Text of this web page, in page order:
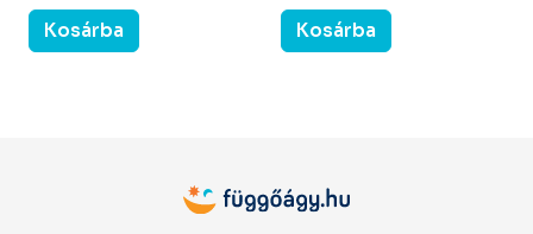
Kosárba Kosárba